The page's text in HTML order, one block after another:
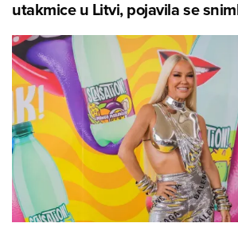
utakmice u Litvi, pojavila se